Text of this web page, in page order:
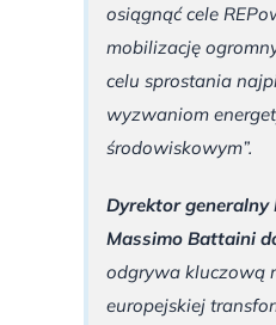
osiągnąć cele
mobilizację
celu sprostania
wyzwaniom
środowiskowym”.
Dyrektor generalny
Massimo Battaini
odgrywa kluczową
europejskiej